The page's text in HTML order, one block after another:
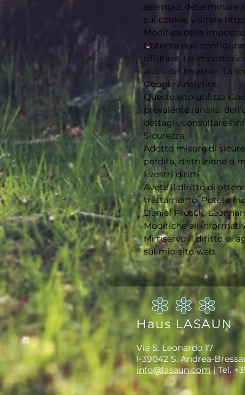
esempio, determinare
sui cookie, visitare
Modifica delle
L'utente può
rifiutare. Le
aiuto del browser. La
Google Analytics
Questo sito utilizza
prevalente (analisi
dettagli, consultare
Sicurezza
Adotto misure di
perdita, distruzione o
I vostri diritti
Avete il diritto di
trattamento. Potete
Daniel Prosch,
Modifiche
Mi riservo il diritto di
sul mio sito web.
Haus LASAUN
Via S. Leonardo 17
I-39042 S. Andrea-
info@lasaun.com| Tel.